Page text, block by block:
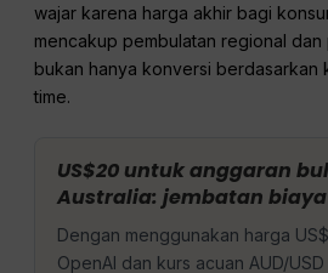
wajar karena harga akhir bagi
mencakup pembulatan regional dan
bukan hanya konversi berdasarkan
time.
US$20 untuk anggaran
Australia: jembatan biaya
Dengan menggunakan harga
OpenAI dan kurs acuan AUD/